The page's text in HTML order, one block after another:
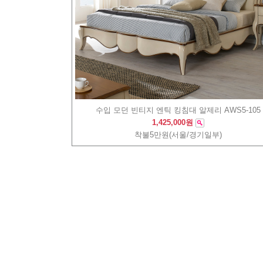
수입 모던 빈티지 엔틱 킹침대 알제리 AWS5-105
1,425,000원
착불5만원(서울/경기일부)